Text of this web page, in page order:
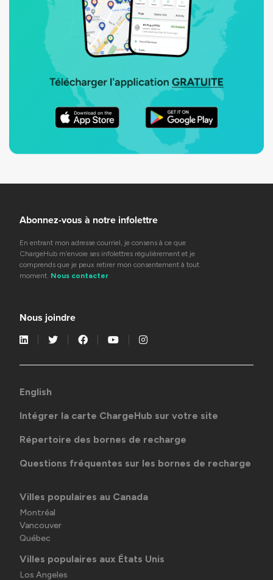
Abonnez-vous à notre infolettre
En entrant mon adresse courriel, je consens à ce que
ChargeHub m’envoie ses infolettres régulièrement et je
comprends que je peux retirer mon consentement à tout
moment. Nous contacter
Nous joindre
English
Intégrer la carte ChargeHub sur votre site
Répertoire des bornes de recharge
Questions fréquentes sur les bornes de recharge
Villes populaires au Canada
Montréal
Vancouver
Québec
Villes populaires aux États Unis
Los Angeles